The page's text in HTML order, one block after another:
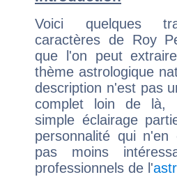
Voici quelques
caractères de Roy
que l'on peut
thème astrologique
description n'est pas
complet loin de là,
simple éclairage
personnalité qui n'en
pas moins
professionnels de l'